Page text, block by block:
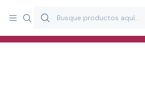
y estimulación infantil en Chile.
Especialistas en recursos educativos